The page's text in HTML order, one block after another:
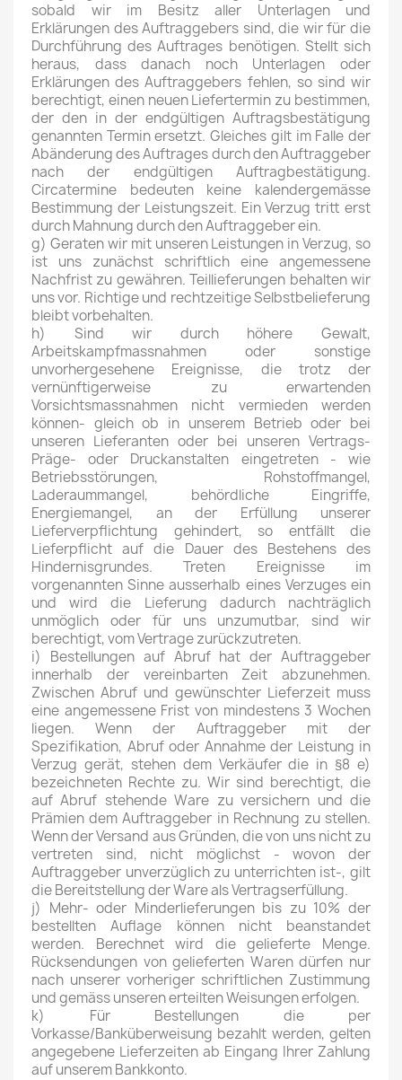
sobald wir im Besitz aller Unterlagen und
Erklärungen des Auftraggebers sind, die wir für die
Durchführung des Auftrages benötigen. Stellt sich
heraus, dass danach noch Unterlagen oder
Erklärungen des Auftraggebers fehlen, so sind wir
berechtigt, einen neuen Liefertermin zu bestimmen,
der den in der endgültigen Auftragsbestätigung
genannten Termin ersetzt. Gleiches gilt im Falle der
Abänderung des Auftrages durch den Auftraggeber
nach der endgültigen Auftragbestätigung.
Circatermine bedeuten keine kalendergemässe
Bestimmung der Leistungszeit. Ein Verzug tritt erst
durch Mahnung durch den Auftraggeber ein.
g) Geraten wir mit unseren Leistungen in Verzug, so
ist uns zunächst schriftlich eine angemessene
Nachfrist zu gewähren. Teillieferungen behalten wir
uns vor. Richtige und rechtzeitige Selbstbelieferung
bleibt vorbehalten.
h) Sind wir durch höhere Gewalt,
Arbeitskampfmassnahmen oder sonstige
unvorhergesehene Ereignisse, die trotz der
vernünftigerweise zu erwartenden
Vorsichtsmassnahmen nicht vermieden werden
können- gleich ob in unserem Betrieb oder bei
unseren Lieferanten oder bei unseren Vertrags-
Präge- oder Druckanstalten eingetreten - wie
Betriebsstörungen, Rohstoffmangel,
Laderaummangel, behördliche Eingriffe,
Energiemangel, an der Erfüllung unserer
Lieferverpflichtung gehindert, so entfällt die
Lieferpflicht auf die Dauer des Bestehens des
Hindernisgrundes. Treten Ereignisse im
vorgenannten Sinne ausserhalb eines Verzuges ein
und wird die Lieferung dadurch nachträglich
unmöglich oder für uns unzumutbar, sind wir
berechtigt, vom Vertrage zurückzutreten.
i) Bestellungen auf Abruf hat der Auftraggeber
innerhalb der vereinbarten Zeit abzunehmen.
Zwischen Abruf und gewünschter Lieferzeit muss
eine angemessene Frist von mindestens 3 Wochen
liegen. Wenn der Auftraggeber mit der
Spezifikation, Abruf oder Annahme der Leistung in
Verzug gerät, stehen dem Verkäufer die in §8 e)
bezeichneten Rechte zu. Wir sind berechtigt, die
auf Abruf stehende Ware zu versichern und die
Prämien dem Auftraggeber in Rechnung zu stellen.
Wenn der Versand aus Gründen, die von uns nicht zu
vertreten sind, nicht möglichst - wovon der
Auftraggeber unverzüglich zu unterrichten ist-, gilt
die Bereitstellung der Ware als Vertragserfüllung.
j) Mehr- oder Minderlieferungen bis zu 10% der
bestellten Auflage können nicht beanstandet
werden. Berechnet wird die gelieferte Menge.
Rücksendungen von gelieferten Waren dürfen nur
nach unserer vorheriger schriftlichen Zustimmung
und gemäss unseren erteilten Weisungen erfolgen.
k) Für Bestellungen die per
Vorkasse/Banküberweisung bezahlt werden, gelten
angegebene Lieferzeiten ab Eingang Ihrer Zahlung
auf unserem Bankkonto.